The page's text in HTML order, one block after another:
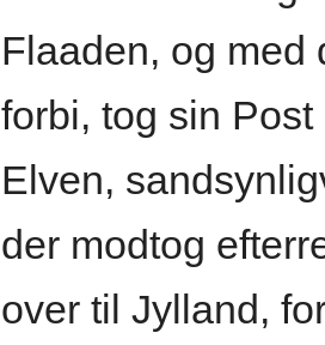
Flaaden, og med
forbi, tog sin
Elven,
der modtog
over til Jylland,